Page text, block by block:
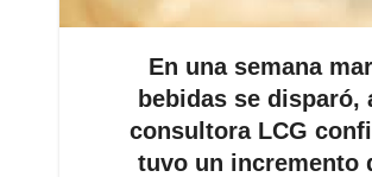
En una semana
bebidas se
consultora LCG
tuvo un incremento